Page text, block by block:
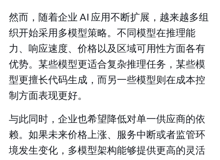
然而，随着企业 AI 应用不断扩展，越来越多组
织开始采用多模型策略。不同模型在推理能
力、响应速度、价格以及区域可用性方面各有
优势。某些模型更适合复杂推理任务，某些模
型更擅长代码生成，而另一些模型则在成本控
制方面表现更好。
与此同时，企业也希望降低对单一供应商的依
赖。如果未来价格上涨、服务中断或者监管环
境发生变化，多模型架构能够提供更高的灵活